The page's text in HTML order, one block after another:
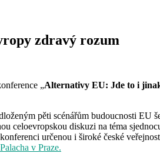
zdravý rozum
„Alternativy EU: Jde to i
pěti scénářům budoucnosti EU
celoevropskou diskuzi na téma
určenou i široké české
v Praze.